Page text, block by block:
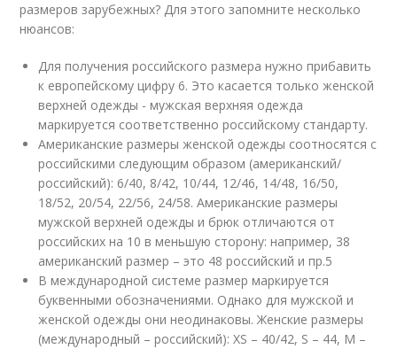
размеров зарубежных? Для этого запомните несколько
нюансов:
Для получения российского размера нужно прибавить
к европейскому цифру 6. Это касается только женской
верхней одежды - мужская верхняя одежда
маркируется соответственно российскому стандарту.
Американские размеры женской одежды соотносятся с
российскими следующим образом (американский/
российский): 6/40, 8/42, 10/44, 12/46, 14/48, 16/50,
18/52, 20/54, 22/56, 24/58. Американские размеры
мужской верхней одежды и брюк отличаются от
российских на 10 в меньшую сторону: например, 38
американский размер – это 48 российский и пр.5
В международной системе размер маркируется
буквенными обозначениями. Однако для мужской и
женской одежды они неодинаковы. Женские размеры
(международный – российский): XS – 40/42, S – 44, M –